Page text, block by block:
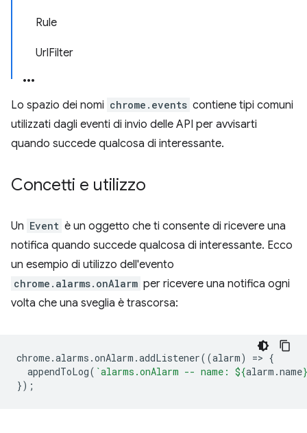
Rule
UrlFilter
Lo spazio dei nomi chrome.events contiene tipi comuni
utilizzati dagli eventi di invio delle API per avvisarti
quando succede qualcosa di interessante.
Concetti e utilizzo
Un Event è un oggetto che ti consente di ricevere una
notifica quando succede qualcosa di interessante. Ecco
un esempio di utilizzo dell'evento
chrome.alarms.onAlarm per ricevere una notifica ogni
volta che una sveglia è trascorsa:
chrome.alarms .onAlarm .addListener((alarm) => {
appendToLog( `alarms.onAlarm -- name: ${alarm .name}
});